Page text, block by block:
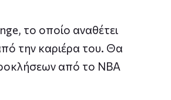
το οποίο αναθέτει
την καριέρα του. Θα
από το NBA